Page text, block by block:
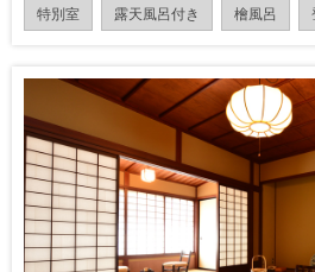
特別室 露天風呂付き 檜風呂